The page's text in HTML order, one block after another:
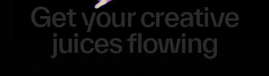
Get your creative
juices flowing